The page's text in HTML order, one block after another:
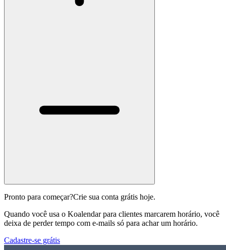
Pronto para começar?Crie sua conta grátis hoje.
Quando você usa o Koalendar para clientes marcarem horário, você
deixa de perder tempo com e-mails só para achar um horário.
Cadastre-se grátis